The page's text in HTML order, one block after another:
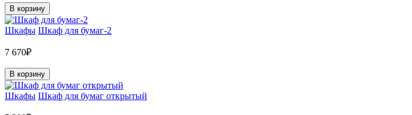
В корзину
Шкафы Шкаф для бумаг-2
7 670₽
В корзину
Шкафы Шкаф для бумаг открытый